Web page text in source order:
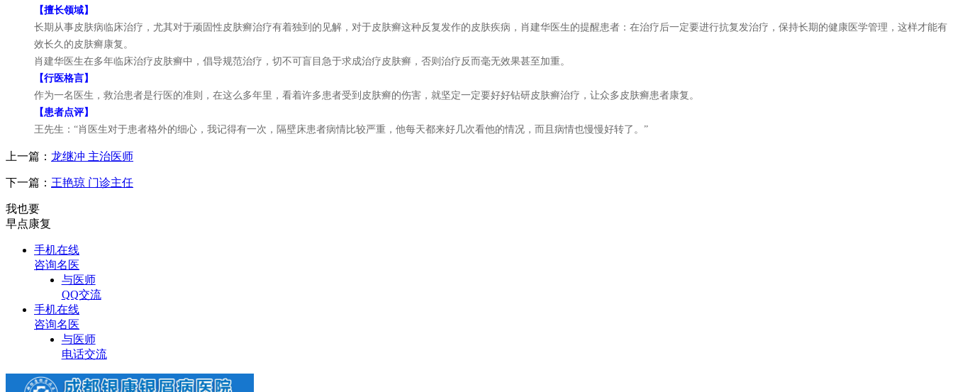
【擅长领域】
长期从事皮肤病临床治疗，尤其对于顽固性皮肤癣治疗有着独到的见解，对于皮肤癣这种反复发作的皮肤疾病，肖建华医生的提醒患者：在治疗后一定要进行抗复发治疗，保持长期的健康医学管理，这样才能有
效长久的皮肤癣康复。
肖建华医生在多年临床治疗皮肤癣中，倡导规范治疗，切不可盲目急于求成治疗皮肤癣，否则治疗反而毫无效果甚至加重。
【行医格言】
作为一名医生，救治患者是行医的准则，在这么多年里，看着许多患者受到皮肤癣的伤害，就坚定一定要好好钻研皮肤癣治疗，让众多皮肤癣患者康复。
【患者点评】
王先生：“肖医生对于患者格外的细心，我记得有一次，隔壁床患者病情比较严重，他每天都来好几次看他的情况，而且病情也慢慢好转了。”
上一篇： 龙继冲 主治医师
下一篇： 王艳琼 门诊主任
我也要
早点康复
手机在线
咨询名医
与医师
QQ交流
手机在线
咨询名医
与医师
电话交流